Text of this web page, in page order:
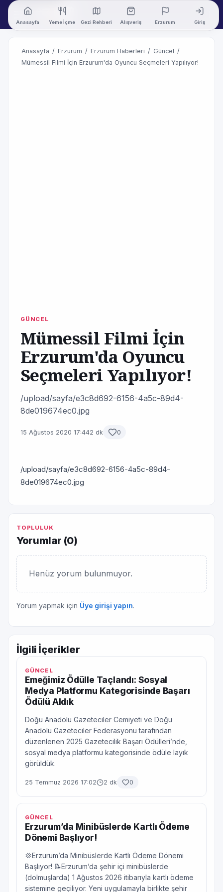
Anasayfa Yeme İçme Gezi Rehberi Alışveriş Erzurum Giriş
Anasayfa / Erzurum / Erzurum Haberleri / Güncel /
Mümessil Filmi İçin Erzurum'da Oyuncu Seçmeleri Yapılıyor!
GÜNCEL
Mümessil Filmi İçin
Erzurum'da Oyuncu
Seçmeleri Yapılıyor!
/upload/sayfa/e3c8d692-6156-4a5c-89d4-
8de019674ec0.jpg
15 Ağustos 2020 17:442 dk 0
/upload/sayfa/e3c8d692-6156-4a5c-89d4-
8de019674ec0.jpg
TOPLULUK
Yorumlar (0)
Henüz yorum bulunmuyor.
Yorum yapmak için Üye girişi yapın.
İlgili İçerikler
GÜNCEL
Emeğimiz Ödülle Taçlandı: Sosyal
Medya Platformu Kategorisinde Başarı
Ödülü Aldık
Doğu Anadolu Gazeteciler Cemiyeti ve Doğu
Anadolu Gazeteciler Federasyonu tarafından
düzenlenen 2025 Gazetecilik Başarı Ödülleri’nde,
sosyal medya platformu kategorisinde ödüle layık
görüldük.
25 Temmuz 2026 17:02 2 dk 0
GÜNCEL
Erzurum’da Minibüslerde Kartlı Ödeme
Dönemi Başlıyor!
💢Erzurum’da Minibüslerde Kartlı Ödeme Dönemi
Başlıyor! 📝Erzurum’da şehir içi minibüslerde
(dolmuşlarda) 1 Ağustos 2026 itibarıyla kartlı ödeme
sistemine geçiliyor. Yeni uygulamayla birlikte şehir